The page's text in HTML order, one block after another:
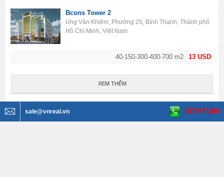
13 USD
40-150-300-400-700 m2
Bcons Tower 2
Ung Văn Khiêm, Phường 25, Bình Thạnh, Thành phố
Hồ Chí Minh, Việt Nam
XEM THÊM
Tìm kiếm BĐS
sale@vnreal.vn 0979771188